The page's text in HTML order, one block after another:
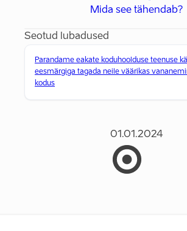
Mida see tähendab?
Seotud lubadused
Parandame eakate koduhoolduse teenuse
eesmärgiga tagada neile väärikas
kodus
01.01.2024